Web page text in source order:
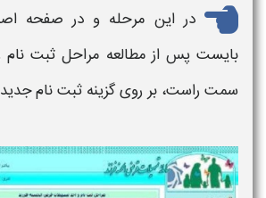
در این مرحله و در صفحه
بایست پس از مطالعه مراحل ثبت نام
سمت راست، بر روی گزینه ثبت نام